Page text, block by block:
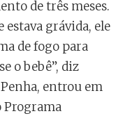
de três meses.
estava grávida, ele
de fogo para
o bebê”, diz
entrou em
Programa